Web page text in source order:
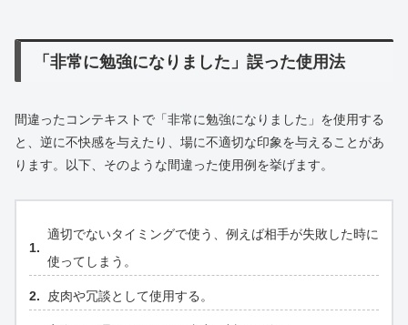
「非常に勉強になりました」誤った使用法
間違ったコンテキストで「非常に勉強になりました」を使用する
と、逆に不快感を与えたり、場に不適切な印象を与えることがあ
ります。以下、そのような間違った使用例を挙げます。
適切でないタイミングで使う、例えば相手が失敗した時に
使ってしまう。
皮肉や冗談として使用する。